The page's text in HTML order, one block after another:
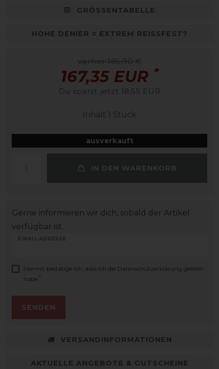
GRÖSSENTABELLE
HOHE DENIER = EXTREM REISSFEST?
vorher 185,90 €
167,35 EUR *
Du sparst jetzt 18,55 EUR
Inhalt 1 Stück
ausverkauft
IN DEN WARENKORB
Gerne informieren wir dich, sobald der Artikel
verfügbar ist.
E-MAIL-ADRESSE
Hiermit bestätige ich, dass ich die Daten­schutz­erklärung gelesen
habe. *
SENDEN
VERSANDINFORMATIONEN
AKTUELLE ANGEBOTE & GUTSCHEINE